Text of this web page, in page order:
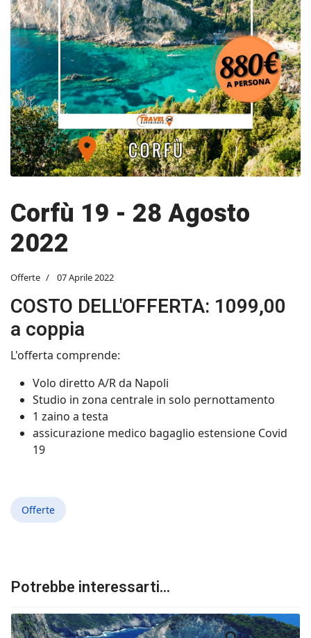
Corfù 19 - 28 Agosto
2022
Offerte 07 Aprile 2022
COSTO DELL'OFFERTA: 1099,00
a coppia
L'offerta comprende:
Volo diretto A/R da Napoli
Studio in zona centrale in solo pernottamento
1 zaino a testa
assicurazione medico bagaglio estensione Covid
19
Offerte
Potrebbe interessarti...